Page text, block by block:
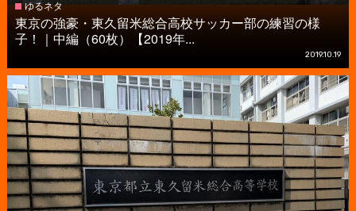
ゆるネタ
東京の強豪・東久留米総合高校サッカー部の練習の様
子！｜中編（60枚）【2019年...
2019.10.19